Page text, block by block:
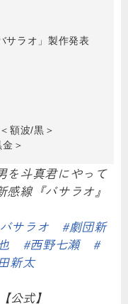
サラオ」製作発表
額波/黒＞
＞
を斗真君にやって
線『バサラオ』
サラオ
#劇団新
#西野七瀬
#
新太
公式】